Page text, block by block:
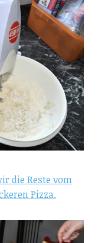
die Reste vom
Pizza.